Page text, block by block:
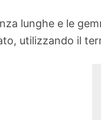
lunghe e le
utilizzando il